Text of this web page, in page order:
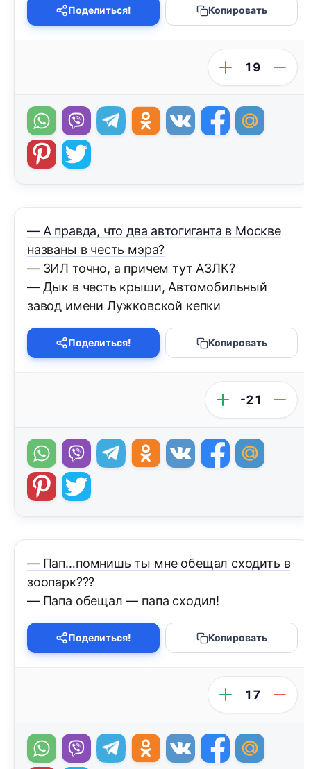
Поделиться! Копировать
19
— А правда, что два автогиганта в Москве
названы в честь мэра?
— ЗИЛ точно, а причем тут АЗЛК?
— Дык в честь крыши, Автомобильный
завод имени Лужковской кепки
Поделиться! Копировать
-21
— Пап…помнишь ты мне обещал сходить в
зоопарк???
— Папа обещал — папа сходил!
Поделиться! Копировать
17